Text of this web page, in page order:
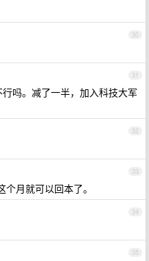
30
31
吗。减了一半，加入科技大军
32
33
月就可以回本了。
34
35